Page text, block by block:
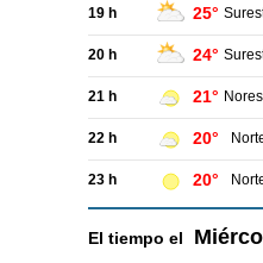
19 h 25°
20 h 24°
21 h 21°
22 h 20°
23 h 20°
El tiempo el